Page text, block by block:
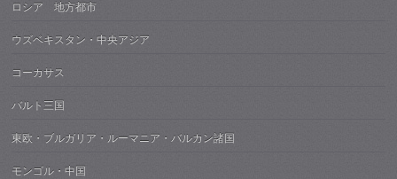
ロシア 地方都市
ウズベキスタン・中央アジア
コーカサス
バルト三国
東欧・ブルガリア・ルーマニア・バルカン諸国
モンゴル・中国